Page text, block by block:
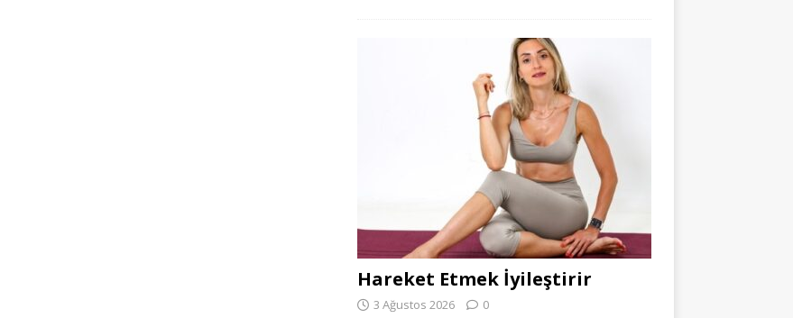
Hareket Etmek İyileştirir
3 Ağustos 2026 0